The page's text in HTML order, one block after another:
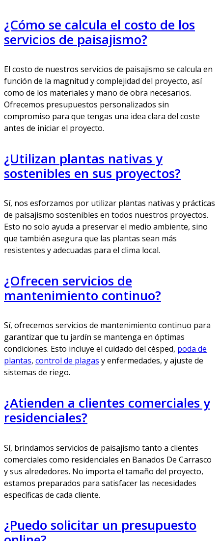
¿Cómo se calcula el costo de los
servicios de paisajismo?
El costo de nuestros servicios de paisajismo se calcula en
función de la magnitud y complejidad del proyecto, así
como de los materiales y mano de obra necesarios.
Ofrecemos presupuestos personalizados sin
compromiso para que tengas una idea clara del coste
antes de iniciar el proyecto.
¿Utilizan plantas nativas y
sostenibles en sus proyectos?
Sí, nos esforzamos por utilizar plantas nativas y prácticas
de paisajismo sostenibles en todos nuestros proyectos.
Esto no solo ayuda a preservar el medio ambiente, sino
que también asegura que las plantas sean más
resistentes y adecuadas para el clima local.
¿Ofrecen servicios de
mantenimiento continuo?
Sí, ofrecemos servicios de mantenimiento continuo para
garantizar que tu jardín se mantenga en óptimas
condiciones. Esto incluye el cuidado del césped, poda de
plantas, control de plagas y enfermedades, y ajuste de
sistemas de riego.
¿Atienden a clientes comerciales y
residenciales?
Sí, brindamos servicios de paisajismo tanto a clientes
comerciales como residenciales en Banados De Carrasco
y sus alrededores. No importa el tamaño del proyecto,
estamos preparados para satisfacer las necesidades
específicas de cada cliente.
¿Puedo solicitar un presupuesto